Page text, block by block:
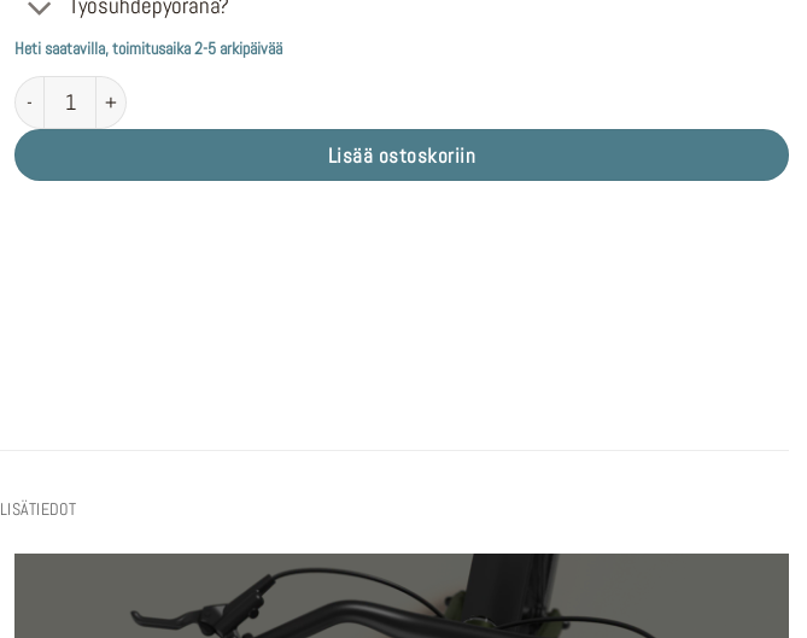
Heti saatavilla, toimitusaika 2-5 arkipäivää
TENWAYS CGO009 Light Blue määrä
Lisää ostoskoriin
LISÄTIEDOT